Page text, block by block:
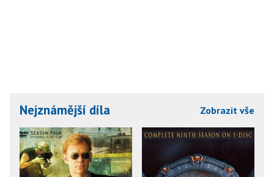
Nejznámější díla Zobrazit vše